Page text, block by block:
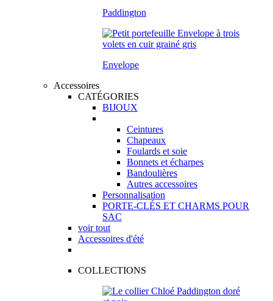
Paddington
Envelope
Accessoires
CATÉGORIES
BIJOUX
Ceintures
Chapeaux
Foulards et soie
Bonnets et écharpes
Bandoulières
Autres accessoires
Personnalisation
PORTE-CLÉS ET CHARMS POUR
SAC
voir tout
Accessoires d'été
COLLECTIONS